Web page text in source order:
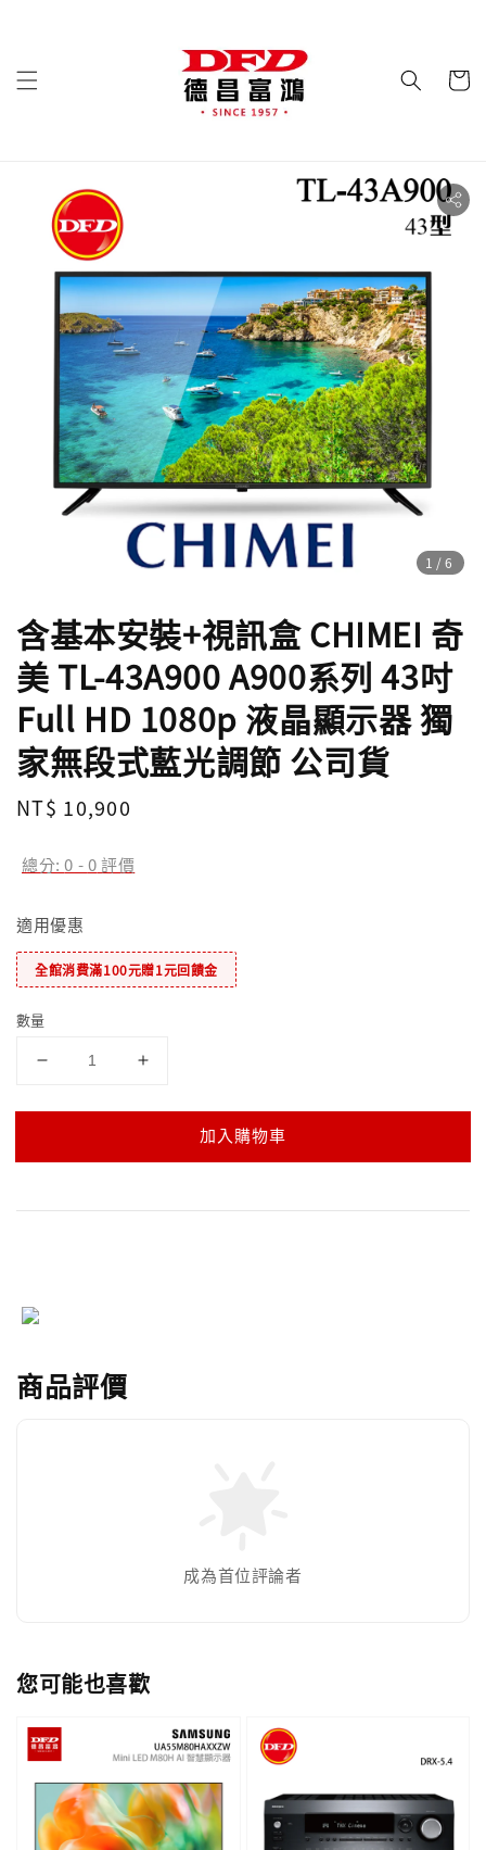
1 /6
含基本安裝+視訊盒 CHIMEI 奇
美 TL-43A900 A900系列 43吋
Full HD 1080p 液晶顯示器 獨
家無段式藍光調節 公司貨
Regular
NT$ 10,900
總分:0 -0評價
適用優惠
全館消費滿100元贈1元回饋金
數量
加入購物車
商品評價
成為首位評論者
您可能也喜歡